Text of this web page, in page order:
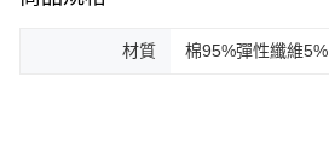
材質 棉95%彈性纖維5%